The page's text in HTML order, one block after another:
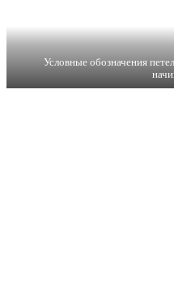
Условные обозначения